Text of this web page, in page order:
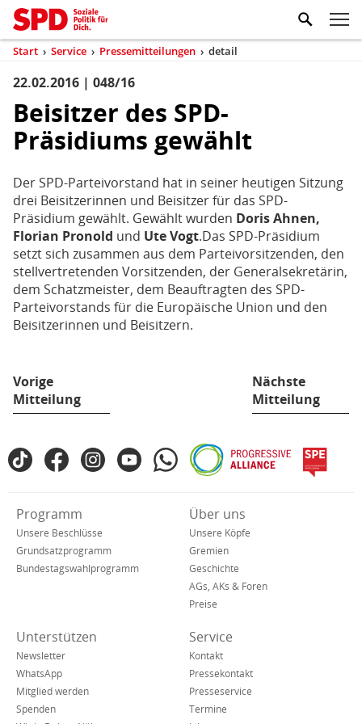
Kopfbereich
Sprungmarken-
Navigation
Zum Inhaltsbereich der Seite
Hauptnavigation
Sie
sind
Start › Service › Pressemitteilungen › detail
Inhaltsbereich
Pressemitteilung
22.02.2016 | 048/16
Beisitzer des SPD-
Präsidiums gewählt
Der SPD-Parteivorstand hat in seiner heutigen Sitzung
drei Beisitzerinnen und Beisitzer für das SPD-
Präsidium gewählt. Gewählt wurden Doris Ahnen,
Florian Pronold und Ute Vogt.Das SPD-Präsidium
setzt sich zusammen aus dem Parteivorsitzenden, den
stellvertretenden Vorsitzenden, der Generalsekretärin,
dem Schatzmeister, dem Beauftragten des SPD-
Parteivorstands für die Europäische Union und den
Beisitzerinnen und Beisitzern.
Vorige
Mitteilung
Nächste
Mitteilung
Fußbereich
SPD
sozialen
Netzwerken
TikTokFacebookInstagramYouTubeWhatsAppProgressive
Alliance
Verkürzte
Navigation
Programm
Unsere Beschlüsse
Grundsatzprogramm
Bundestagswahlprogramm
Über uns
Unsere Köpfe
Gremien
Geschichte
AGs, AKs & Foren
Preise
Unterstützen
Newsletter
WhatsApp
Mitglied werden
Spenden
Service
Kontakt
Pressekontakt
Presseservice
Termine